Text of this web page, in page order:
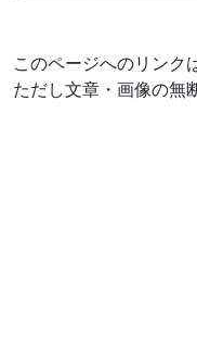
このページへのリンク
ただし文章・画像の無